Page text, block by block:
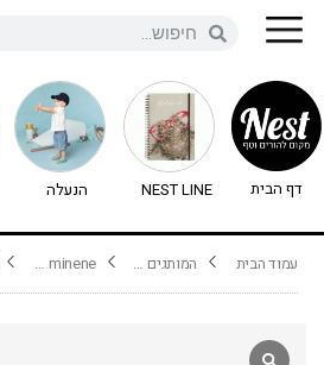
דף הבית NEST LINE הנעלה
עמוד הבית המותגים שלנו minene מיננה